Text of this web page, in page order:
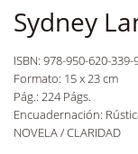
Sydney
ISBN: 978-950-620-339-
Formato: 15 x 23 cm
Pág.: 224 Págs.
Encuadernación:
NOVELA / CLARIDAD